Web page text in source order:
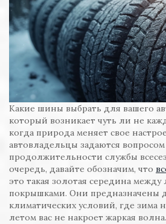
Какие шины выбрать для вашего
который возникает чуть ли не
когда природа меняет свое
автовладельцы задаются
продолжительности службы
очередь, давайте обозначим, что
это такая золотая середина
покрышками. Они предназначены
климатических условий, где зима
летом вас не накроет жаркая волна.